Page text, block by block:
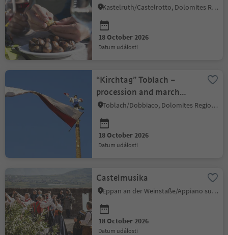
Kastelruth/Castelrotto, Dolomites Region Seiser Alm
18 October 2026
datum události
“Kirchtag” Toblach –
procession and march
concert of the Toblach
Music Band
Toblach/Dobbiaco, Dolomites Region 3 Zinnen
18 October 2026
datum události
Castelmusika
Eppan an der Weinstaße/Appiano sulla Strada del Vino, Alto Adige Wine Road
18 October 2026
datum události